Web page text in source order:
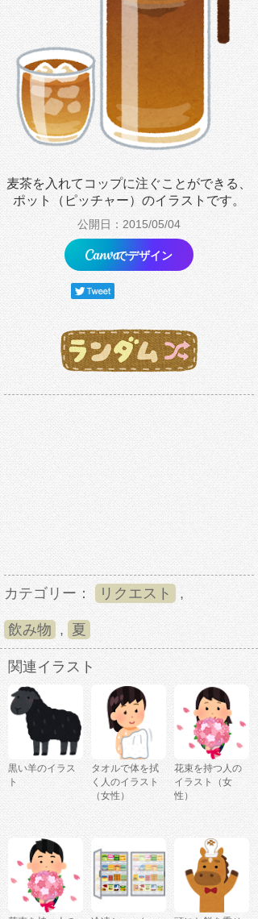
麦茶を入れてコップに注ぐことができる、
ポット（ピッチャー）のイラストです。
公開日：2015/05/04
でデザイン
カテゴリー： リクエスト ,
飲み物 , 夏
関連イラスト
黒い羊のイラス
ト
タオルで体を拭
く人のイラスト
（女性）
花束を持つ人の
イラスト（女
性）